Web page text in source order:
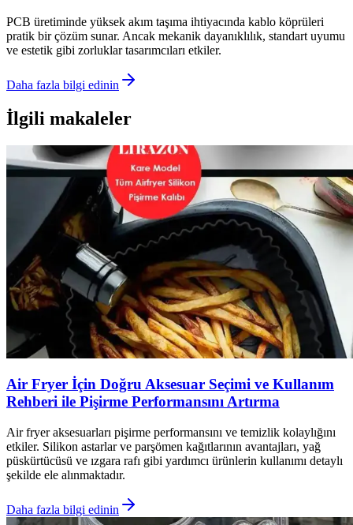
PCB üretiminde yüksek akım taşıma ihtiyacında kablo köprüleri
pratik bir çözüm sunar. Ancak mekanik dayanıklılık, standart uyumu
ve estetik gibi zorluklar tasarımcıları etkiler.
Daha fazla bilgi edinin
İlgili makaleler
Air Fryer İçin Doğru Aksesuar Seçimi ve Kullanım
Rehberi ile Pişirme Performansını Artırma
Air fryer aksesuarları pişirme performansını ve temizlik kolaylığını
etkiler. Silikon astarlar ve parşömen kağıtlarının avantajları, yağ
püskürtücüsü ve ızgara rafı gibi yardımcı ürünlerin kullanımı detaylı
şekilde ele alınmaktadır.
Daha fazla bilgi edinin